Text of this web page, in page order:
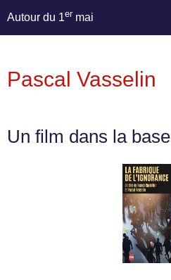
Autour du 1er mai
Pascal Vasselin
Un film dans la base